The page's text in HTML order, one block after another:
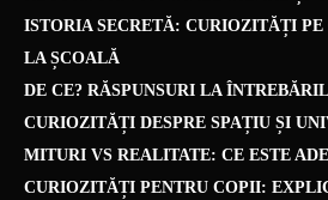
ISTORIA SECRETĂ: CURIOZITĂȚI
LA ȘCOALĂ
DE CE? RĂSPUNSURI LA
CURIOZITĂȚI DESPRE SPAȚIU ȘI
MITURI VS REALITATE: CE ESTE
CURIOZITĂȚI PENTRU COPII: